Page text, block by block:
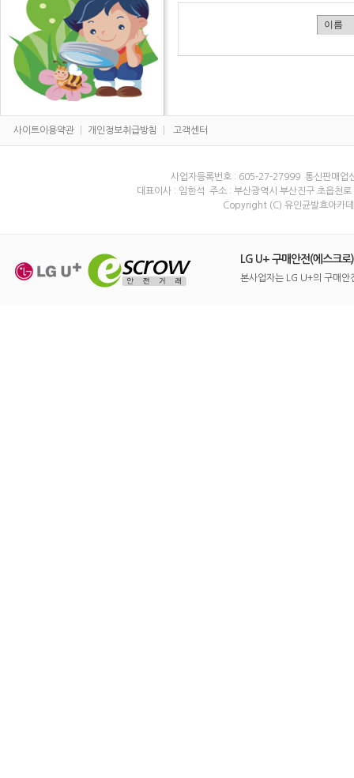
사이트이용약관 개인정보취급방침 고객센터
사업자등록번호 : 605-27-27999 통신판매업
대표이사 : 임한석 주소 : 부산광역시 부산진구 초읍
Copyright (C) 유인균발효아
LG U+ 구매안전(에스크로
본사업자는 LG U+의 구매안